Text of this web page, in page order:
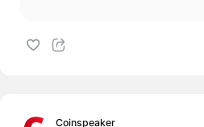
Coinspeaker